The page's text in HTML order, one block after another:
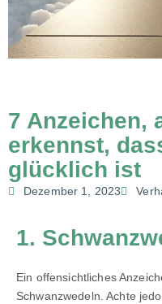
7 Anzeichen,
erkennst,
glücklich ist
Dezember 1, 2023
1.
Ein offensichtliches
Schwanzwedeln. Achte